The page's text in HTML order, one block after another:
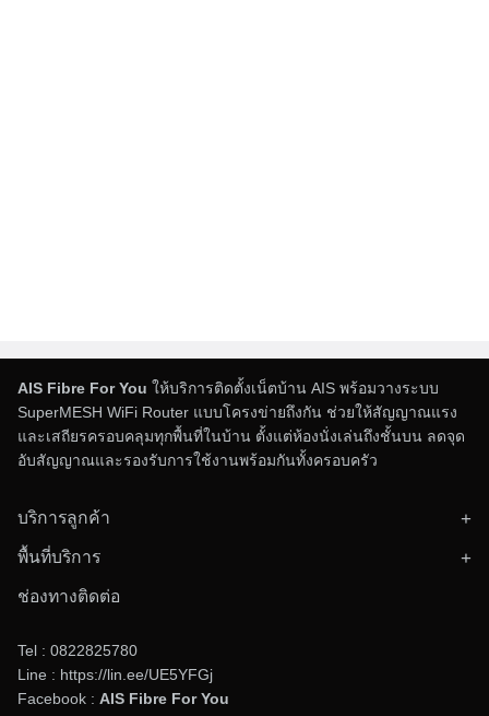
Related Posts
ย้ายค่ายเน็ตบ้านมา AIS Fibre ทำยังไง ปี
25/06/2026
สำหรับคนที่ใช้อินเทอร์เน็ตบ้านค่ายเดิมอยู่ แล้วเริ่มเจอ
โปรเน็ตบ้าน AIS Fibre 499 บาท เหมาะกับ
ใคร
AIS Fibre For You ให้บริการติดตั้งเน็ตบ้าน AIS พร้อมวางระบบ
SuperMESH WiFi Router แบบโครงข่ายถึงกัน ช่วยให้สัญญาณแรง
และเสถียรครอบคลุมทุกพื้นที่ในบ้าน ตั้งแต่ห้องนั่งเล่นถึงชั้นบน ลดจุด
อับสัญญาณและรองรับการใช้งานพร้อมกันทั้งครอบครัว
บริการลูกค้า
ติดตั้งอินเทอร์เน็ตบ้าน
ตรวจสอบพื้นที่ให้บริการ
ข่าวสารและโปรโมชั่น
พื้นที่บริการ
ช่องทางติดต่อ
Tel : 0822825780
Line : https://lin.ee/UE5YFGj
Facebook : AIS Fibre For You